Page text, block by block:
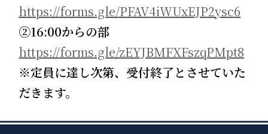
https://forms.gle/PFAV4iWUxEJP2ysc6
②16:00からの部
https://forms.gle/zEYJBMFXFszqPMpt8
※定員に達し次第、受付終了とさせていた
だきます。